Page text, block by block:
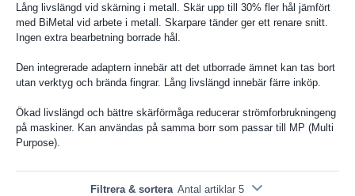
Lång livslängd vid skärning i metall. Skär upp till 30% fler hål jämfört
med BiMetal vid arbete i metall. Skarpare tänder ger ett renare snitt.
Ingen extra bearbetning borrade hål.
Den integrerade adaptern innebär att det utborrade ämnet kan tas bort
utan verktyg och brända fingrar. Lång livslängd innebär färre inköp.
Ökad livslängd och bättre skärförmåga reducerar strömforbrukningeng
på maskiner. Kan användas på samma borr som passar till MP (Multi
Purpose).
Filtrera & sortera Antal artiklar 5